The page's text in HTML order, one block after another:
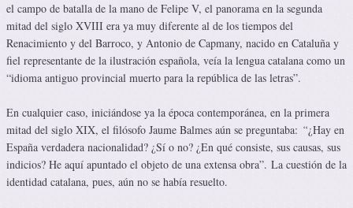
el campo de batalla de la mano de Felipe V, el panorama en la segunda
mitad del siglo XVIII era ya muy diferente al de los tiempos del
Renacimiento y del Barroco, y Antonio de Capmany, nacido en Cataluña y
fiel representante de la ilustración española, veía la lengua catalana como un
“idioma antiguo provincial muerto para la república de las letras”.
En cualquier caso, iniciándose ya la época contemporánea, en la primera
mitad del siglo XIX, el filósofo Jaume Balmes aún se preguntaba: “¿Hay en
España verdadera nacionalidad? ¿Sí o no? ¿En qué consiste, sus causas, sus
indicios? He aquí apuntado el objeto de una extensa obra”. La cuestión de la
identidad catalana, pues, aún no se había resuelto.